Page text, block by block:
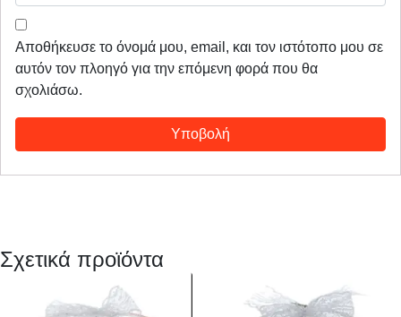
Αποθήκευσε το όνομά μου, email, και τον ιστότοπο μου σε
αυτόν τον πλοηγό για την επόμενη φορά που θα
σχολιάσω.
Σχετικά προϊόντα